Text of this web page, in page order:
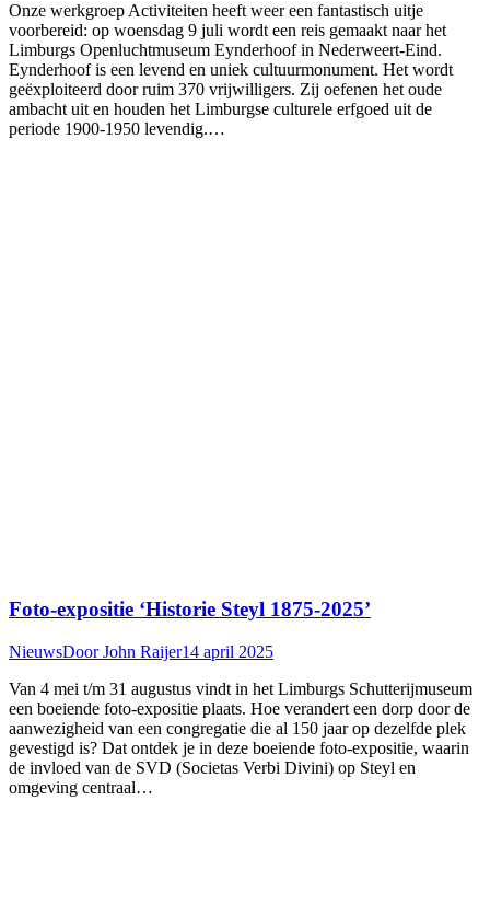
Onze werkgroep Activiteiten heeft weer een fantastisch uitje
voorbereid: op woensdag 9 juli wordt een reis gemaakt naar het
Limburgs Openluchtmuseum Eynderhoof in Nederweert-Eind.
Eynderhoof is een levend en uniek cultuurmonument. Het wordt
geëxploiteerd door ruim 370 vrijwilligers. Zij oefenen het oude
ambacht uit en houden het Limburgse culturele erfgoed uit de
periode 1900-1950 levendig.…
Foto-expositie ‘Historie Steyl 1875-2025’
NieuwsDoorJohn Raijer14 april 2025
Van 4 mei t/m 31 augustus vindt in het Limburgs Schutterijmuseum
een boeiende foto-expositie plaats. Hoe verandert een dorp door de
aanwezigheid van een congregatie die al 150 jaar op dezelfde plek
gevestigd is? Dat ontdek je in deze boeiende foto-expositie, waarin
de invloed van de SVD (Societas Verbi Divini) op Steyl en
omgeving centraal…